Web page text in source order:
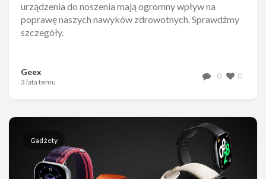
urządzenia do noszenia mają ogromny wpływ na
poprawę naszych nawyków zdrowotnych. Sprawdźmy
szczegóły.
Geex
3 lata temu
0 0
Gadżety